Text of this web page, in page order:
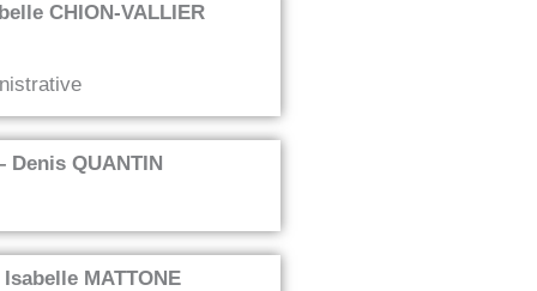
CHION-VALLIER
Denis QUANTIN
Isabelle MATTONE